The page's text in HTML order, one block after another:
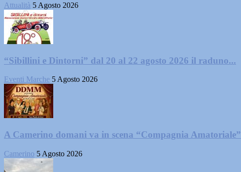
Attualità 5 Agosto 2026
“Sibillini e Dintorni” dal 20 al 22 agosto 2026 il raduno...
Eventi Marche 5 Agosto 2026
A Camerino domani va in scena “Compagnia Amatoriale”
Camerino 5 Agosto 2026